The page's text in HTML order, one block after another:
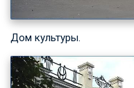
Дом культуры.